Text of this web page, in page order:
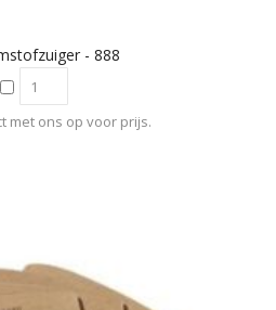
- 888
met ons op voor prijs.